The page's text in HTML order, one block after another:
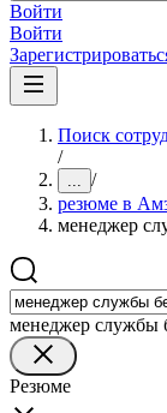
Войти
Войти
Поиск
/
... /
резюме в
менеджер
менеджер службы
Резюме